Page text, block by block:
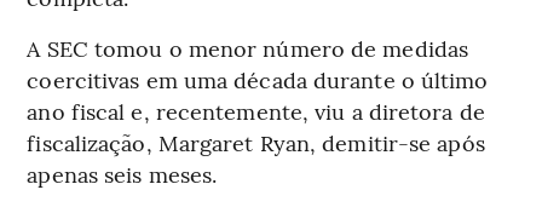
A SEC tomou o menor número de medidas
coercitivas em uma década durante o último
ano fiscal e, recentemente, viu a diretora de
fiscalização, Margaret Ryan, demitir-se após
apenas seis meses.